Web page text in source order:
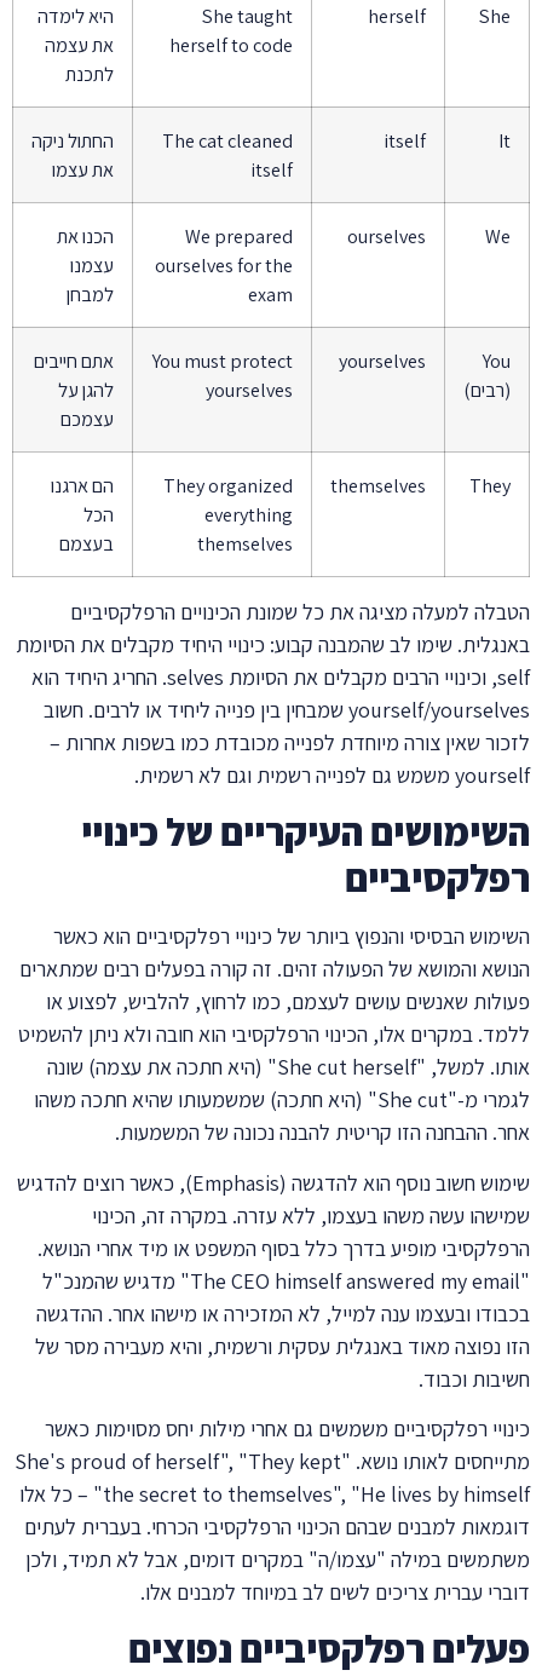
She
herself
She taught
herself to code
היא לימדה
את עצמה
לתכנת
It
itself
The cat cleaned
itself
החתול ניקה
את עצמו
We
ourselves
We prepared
ourselves for the
exam
הכנו את
עצמנו
למבחן
You
(רבים)
yourselves
You must protect
yourselves
אתם חייבים
להגן על
עצמכם
They
themselves
They organized
everything
themselves
הם ארגנו
הכל
בעצמם
הטבלה למעלה מציגה את כל שמונת הכינויים הרפלקסיביים
באנגלית. שימו לב שהמבנה קבוע: כינויי היחיד מקבלים את הסיומת
self, וכינויי הרבים מקבלים את הסיומת selves. החריג היחיד הוא
yourself/yourselves שמבחין בין פנייה ליחיד או לרבים. חשוב
לזכור שאין צורה מיוחדת לפנייה מכובדת כמו בשפות אחרות –
yourself משמש גם לפנייה רשמית וגם לא רשמית.
השימושים העיקריים של כינויי
רפלקסיביים
השימוש הבסיסי והנפוץ ביותר של כינויי רפלקסיביים הוא כאשר
הנושא והמושא של הפעולה זהים. זה קורה בפעלים רבים שמתארים
פעולות שאנשים עושים לעצמם, כמו לרחוץ, להלביש, לפצוע או
ללמד. במקרים אלו, הכינוי הרפלקסיבי הוא חובה ולא ניתן להשמיט
אותו. למשל, "She cut herself" (היא חתכה את עצמה) שונה
לגמרי מ-"She cut" (היא חתכה) שמשמעותו שהיא חתכה משהו
אחר. ההבחנה הזו קריטית להבנה נכונה של המשמעות.
שימוש חשוב נוסף הוא להדגשה (Emphasis), כאשר רוצים להדגיש
שמישהו עשה משהו בעצמו, ללא עזרה. במקרה זה, הכינוי
הרפלקסיבי מופיע בדרך כלל בסוף המשפט או מיד אחרי הנושא.
"The CEO himself answered my email" מדגיש שהמנכ"ל
בכבודו ובעצמו ענה למייל, לא המזכירה או מישהו אחר. ההדגשה
הזו נפוצה מאוד באנגלית עסקית ורשמית, והיא מעבירה מסר של
חשיבות וכבוד.
כינויי רפלקסיביים משמשים גם אחרי מילות יחס מסוימות כאשר
מתייחסים לאותו נושא. "She's proud of herself", "They kept
the secret to themselves", "He lives by himself" – כל אלו
דוגמאות למבנים שבהם הכינוי הרפלקסיבי הכרחי. בעברית לעתים
משתמשים במילה "עצמו/ה" במקרים דומים, אבל לא תמיד, ולכן
דוברי עברית צריכים לשים לב במיוחד למבנים אלו.
פעלים רפלקסיביים נפוצים